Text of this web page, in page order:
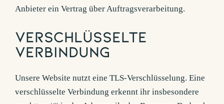
Anbieter ein Vertrag über Auftragsverarbeitung.
Verschlüsselte
Verbindung
Unsere Website nutzt eine TLS-Verschlüsselung. Eine
verschlüsselte Verbindung erkennt ihr insbesondere